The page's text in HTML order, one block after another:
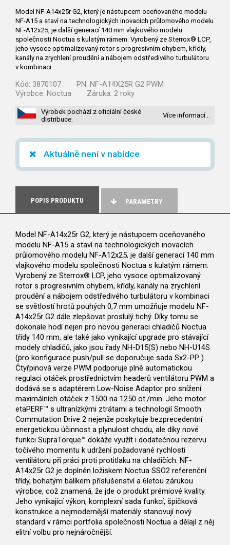
Model NF-A14x25r G2, který je nástupcem oceňovaného modelu
NF-A15 a staví na technologických inovacích průlomového modelu
NF-A12x25, je další generací 140 mm vlajkového modelu
společnosti Noctua s kulatým rámem: Vyrobený ze Sterrox® LCP,
jeho vysoce optimalizovaný rotor s progresivním ohybem, křídly,
kanály na zrychlení proudění a nábojem odstředivého turbulátoru
v kombinaci…
Kód: 3870107 PN: NF-A14X25R G2 PWM
Výrobce: Noctua Záruka: 2 roky
Výrobek pochází z oficiální české
distribuce.
Více informací…
Aktuálně není v nabídce
POPIS PRODUKTU PARAMETRY
Model NF-A14x25r G2, který je nástupcem oceňovaného
modelu NF-A15 a staví na technologických inovacích
průlomového modelu NF-A12x25, je další generací 140 mm
vlajkového modelu společnosti Noctua s kulatým rámem:
Vyrobený ze Sterrox® LCP, jeho vysoce optimalizovaný
rotor s progresivním ohybem, křídly, kanály na zrychlení
proudění a nábojem odstředivého turbulátoru v kombinaci
se světlostí hrotů pouhých 0,7 mm umožňuje modelu NF-
A14x25r G2 dále zlepšovat proslulý tichý. Díky tomu se
dokonale hodí nejen pro novou generaci chladičů Noctua
třídy 140 mm, ale také jako vynikající upgrade pro stávající
modely chladičů, jako jsou řady NH-D15(S) nebo NH-U14S
(pro konfigurace push/pull se doporučuje sada Sx2-PP ).
Čtyřpinová verze PWM podporuje plně automatickou
regulaci otáček prostřednictvím headerů ventilátoru PWM a
dodává se s adaptérem Low-Noise Adaptor pro snížení
maximálních otáček z 1500 na 1250 ot./min. Jeho motor
etaPERF™ s ultranízkými ztrátami a technologií Smooth
Commutation Drive 2 nejenže poskytuje bezprecedentní
energetickou účinnost a plynulost chodu, ale díky nové
funkci SupraTorque™ dokáže využít i dodatečnou rezervu
točivého momentu k udržení požadované rychlosti
ventilátoru při práci proti protitlaku na chladičích. NF-
A14x25r G2 je doplněn ložiskem Noctua SSO2 referenční
třídy, bohatým balíkem příslušenství a 6letou zárukou
výrobce, což znamená, že jde o produkt prémiové kvality.
Jeho vynikající výkon, komplexní sada funkcí, špičková
konstrukce a nejmodernější materiály stanovují nový
standard v rámci portfolia společnosti Noctua a dělají z něj
elitní volbu pro nejnáročnější.